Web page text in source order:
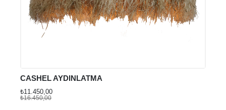
CASHEL AYDINLATMA
₺11.450,00
₺16.450,00